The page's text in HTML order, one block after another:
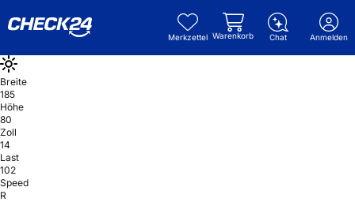
Merkzettel Warenkorb Chat Anmelden
Breite
185
Höhe
80
Zoll
14
Last
102
Speed
R